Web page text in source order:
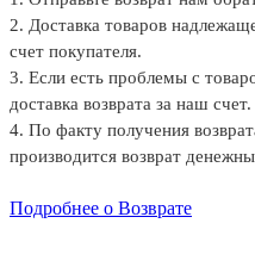
2. Доставка товаров
счет покупателя.
3. Если есть проблемы с
доставка возврата за наш счет.
4. По факту получения
производится возврат
Подробнее о Возврате